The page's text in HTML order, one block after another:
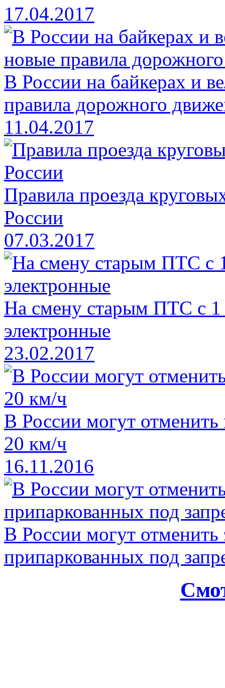
17.04.2017
В России на байкерах и
правила дорожного
11.04.2017
Правила проезда
России
07.03.2017
На смену старым ПТС с 1
электронные
23.02.2017
В России могут
20 км/ч
16.11.2016
В России могут
припаркованных под